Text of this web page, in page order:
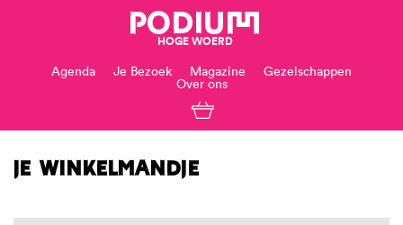
PODIUM
HOGE WOERD
Agenda
Je Bezoek Magazine Gezelschappen
Over ons
Je winkelmandje